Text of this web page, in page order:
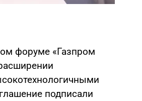
форуме «Газпром
подписали